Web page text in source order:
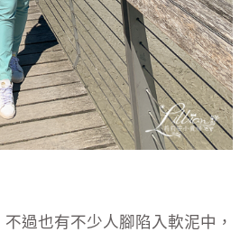
過也有不少人腳陷入軟泥中，